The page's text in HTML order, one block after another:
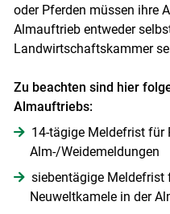
oder Pferden müssen ihre
Almauftrieb entweder
Landwirtschaftskammer
Zu beachten sind hier
Almauftriebs:
14-tägige Meldefrist für
Alm-/Weidemeldungen
siebentägige Meldefrist
Neuweltkamele in der